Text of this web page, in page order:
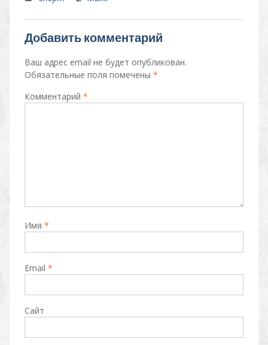
n
o
kl
as
s
ni
e
gr
a
m
s
A
p
p
y
Li
n
k
Добавить комментарий
Ваш адрес email не будет опубликован.
Обязательные поля помечены *
Комментарий *
Имя *
Email *
Сайт